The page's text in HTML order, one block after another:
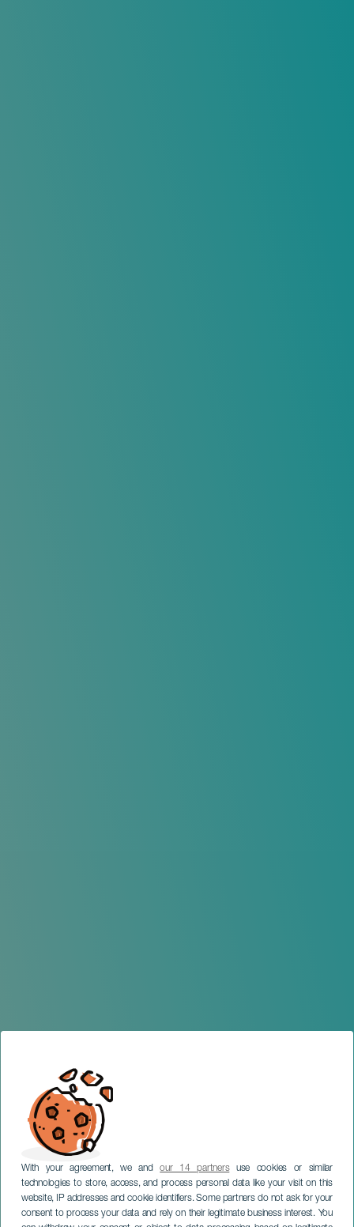
With your agreement, we andour 14 partnersuse cookies or similar
technologies to store, access, and process personal data like your visit on this
website, IP addresses and cookie identifiers. Some partners do not ask for your
consent to process your data and rely on their legitimate business interest. You
LA PALMA